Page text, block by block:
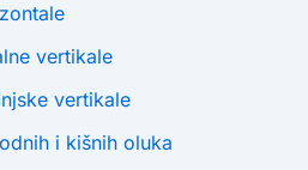
vertikale
vertikale
i kišnih oluka